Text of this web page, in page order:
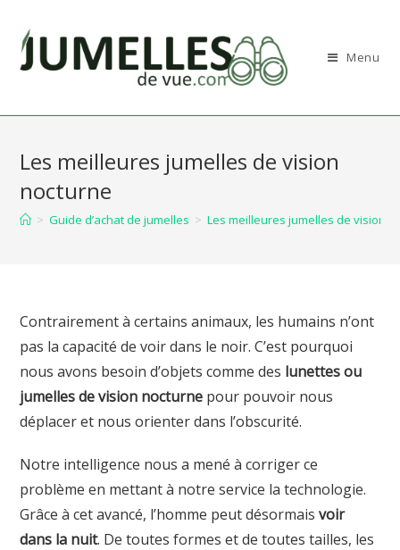
content
Menu
Les meilleures jumelles de vision
nocturne
> Guide d’achat de jumelles > Les meilleures jumelles de vision
Contrairement à certains animaux, les humains n’ont
pas la capacité de voir dans le noir. C’est pourquoi
nous avons besoin d’objets comme des lunettes ou
jumelles de vision nocturne pour pouvoir nous
déplacer et nous orienter dans l’obscurité.
Notre intelligence nous a mené à corriger ce
problème en mettant à notre service la technologie.
Grâce à cet avancé, l’homme peut désormaisvoir
dans la nuit. De toutes formes et de toutes tailles, les